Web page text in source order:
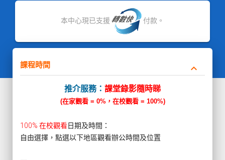
本中心現已支援 付款。
課程時間 keyboard_arrow_down
推介服務： 課堂錄影隨時睇
(在家觀看 = 0%，在校觀看 = 100%)
100% 在校觀看日期及時間：
自由選擇，點選以下地區觀看辦公時間及位置